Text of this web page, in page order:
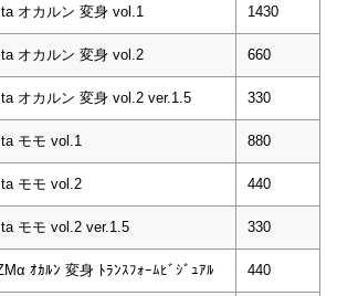
オカルン 変身 vol.1 1430
オカルン 変身 vol.2 660
オカルン 変身 vol.2 ver.1.5 330
モモ vol.1 880
モモ vol.2 440
モモ vol.2 ver.1.5 330
ｵｶﾙﾝ 変身 ﾄﾗﾝｽﾌｫｰﾑﾋﾞｼﾞｭｱﾙ 440